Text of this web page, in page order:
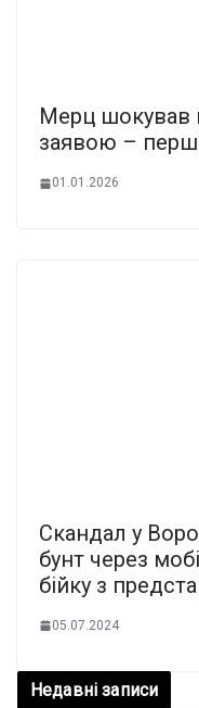
Мерц шокував
заявою –
01.01.2026
Скандал у
бунт через
бійку з
05.07.2024
Недавні записи